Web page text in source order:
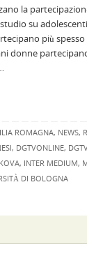
la
su
più
donne
ROMAGNA, NEWS,
, DGTVONLINE,
, INTER MEDIUM,
DI BOLOGNA